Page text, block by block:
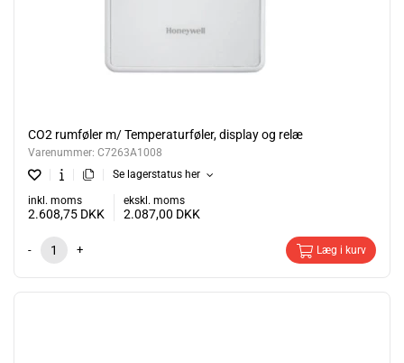
CO2 rumføler m/ Temperaturføler, display og relæ
Varenummer: C7263A1008
Se lagerstatus her
inkl. moms
2.608,75 DKK
ekskl. moms
2.087,00 DKK
- + Læg i kurv